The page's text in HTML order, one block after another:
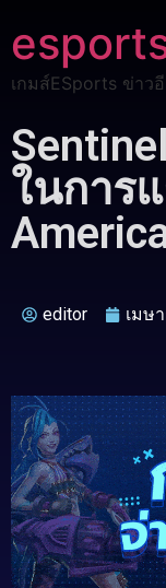
เกมส์ESports ข่าว
ในการ
editor เมษ